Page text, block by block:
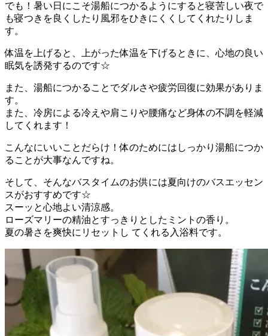
でも！暑い日にこそ湯船につかるようにすると寝苦しい夜で
も寝つきを良くしたり風邪をひきにくくしてくれたりしま
す。
体温を上げると、上がった体温を下げるときに、心地の良い
眠気を誘発するのです☆
また、湯船につかることでダルさや疲労回復に効果がありま
す。
また、冷房による冷えや肩こりや腰痛など身体の不調を軽減
してくれます！
こんなにいいことだらけ！体のためにはしっかり湯船につか
ることが大事なんですね。
そして、そんなバスタイムのお供には夏向けのバスエッセン
スがおすすめです☆
スーッと心地よい清涼感。
ローズマリーの精油とすっきりとしたミントの香り。
夏の暑さを爽快にリセットし てくれる入浴料です。